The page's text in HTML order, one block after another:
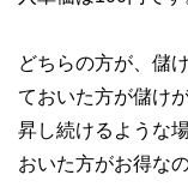
どちらの方が、儲
ておいた方が儲け
昇し続けるような
おいた方がお得なの